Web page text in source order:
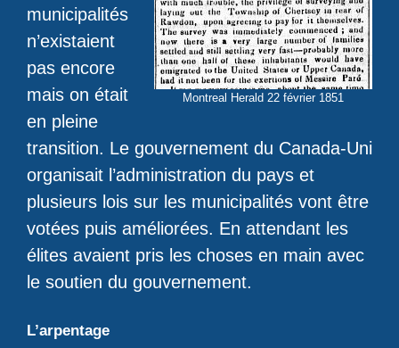
Montreal Herald 22 février 1851
municipalités
n’existaient
pas encore
mais on était
en pleine
transition. Le gouvernement du Canada-Uni
organisait l’administration du pays et
plusieurs lois sur les municipalités vont être
votées puis améliorées. En attendant les
élites avaient pris les choses en main avec
le soutien du gouvernement.
L’arpentage